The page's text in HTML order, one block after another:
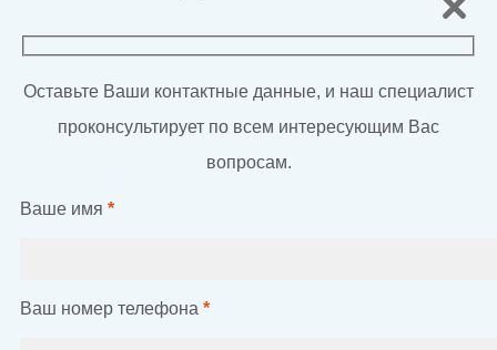
Оставьте Ваши контактные данные, и наш специалист
проконсультирует по всем интересующим Вас
вопросам.
Ваше имя *
Ваш номер телефона *